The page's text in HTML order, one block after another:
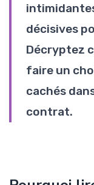
décisives
Décryptez
faire un
cachés
contrat.